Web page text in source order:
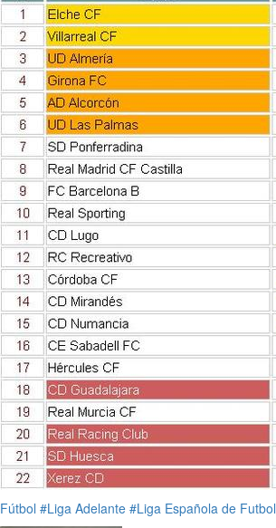
Fútbol #Liga Adelante #Liga Española de Futbol